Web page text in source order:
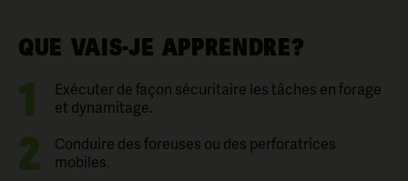
QUE VAIS-JE APPRENDRE?
1
Exécuter de façon sécuritaire les tâches en forage
et dynamitage.
2
Conduire des foreuses ou des perforatrices
mobiles.